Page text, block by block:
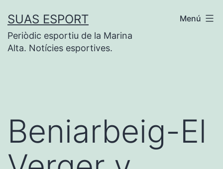
contenido
SUAS ESPORT
Periòdic esportiu de la Marina
Alta. Notícies esportives.
Menú
Beniarbeig-El